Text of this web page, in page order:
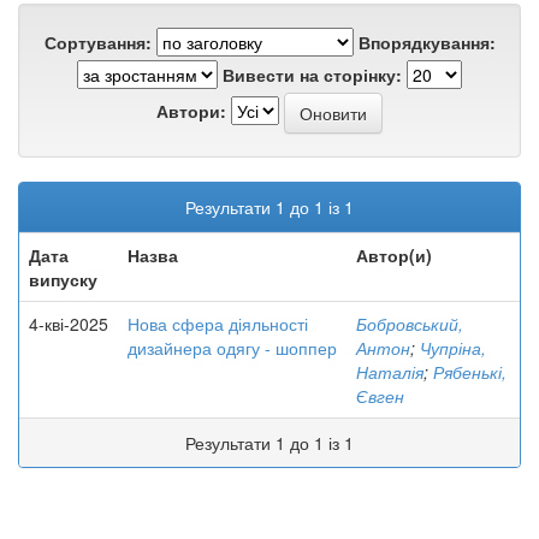
Сортування:
Впорядкування:
Вивести на сторінку:
Автори:
Результати 1 до 1 із 1
Дата
випуску
Назва Автор(и)
4-кві-2025
Нова сфера діяльності
дизайнера одягу - шоппер
Бобровський,
Антон; Чупріна,
Наталія; Рябенькі,
Євген
Результати 1 до 1 із 1